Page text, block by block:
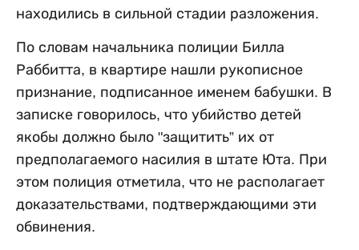
находились в сильной стадии разложения.
По словам начальника полиции Билла
Раббитта, в квартире нашли рукописное
признание, подписанное именем бабушки. В
записке говорилось, что убийство детей
якобы должно было "защитить” их от
предполагаемого насилия в штате Юта. При
этом полиция отметила, что не располагает
доказательствами, подтверждающими эти
обвинения.